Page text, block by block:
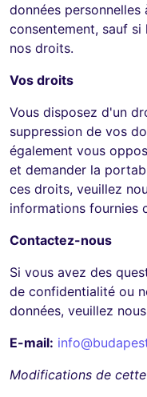
données
consentement, sauf
nos droits.
Vos droits
Vous disposez d'un
suppression de vos
également vous
et demander la
ces droits, veuillez
informations fournies
Contactez-nous
Si vous avez des
de confidentialité ou
données, veuillez
E-mail:
Modifications de